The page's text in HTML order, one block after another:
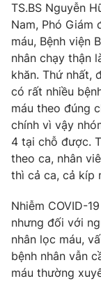
Liên hệ tòa
THỜI BÁO VTV
Theo dõi báo trên
Cơ quan báo chí:
Giấy phép hoạt
cấp ngày 29/12/
Tổng Biên tập:Vũ
TS.BS Nguyễn
Nam, Phó Giám
máu, Bệnh viện
nhân chạy thận
khăn. Thứ nhất,
có rất nhiều
máu theo đúng
chính vì vậy
4 tại chỗ được.
theo ca, nhân
thì cả ca, cả kíp
Nhiễm COVID-
nhưng đối với
nhân lọc máu,
bệnh nhân vẫn
máu thường